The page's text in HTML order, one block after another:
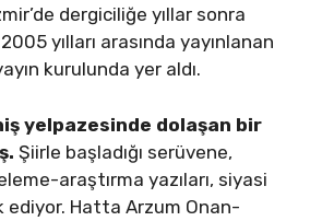
dergiciliğe yıllar sonra
yılları arasında yayınlanan
kurulunda yer aldı.
yelpazesinde dolaşan bir
Şiirle başladığı serüvene,
araştırma yazıları, siyasi
ediyor. Hatta Arzum Onan-